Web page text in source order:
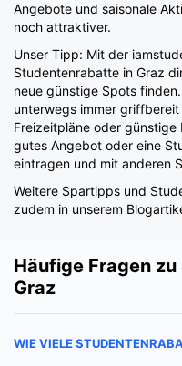
Angebote und saisonale
noch attraktiver.
Unser Tipp: Mit der
Studentenrabatte in Graz
neue günstige Spots
unterwegs immer
Freizeitpläne oder günstige
gutes Angebot oder eine
eintragen und mit anderen
Weitere Spartipps und
zudem in unserem
Häufige Fragen
Graz
WIE VIELE